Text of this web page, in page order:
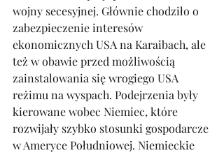
wojny secesyjnej. Głównie chodziło o
zabezpieczenie interesów
ekonomicznych USA na Karaibach, ale
też w obawie przed możliwością
zainstalowania się wrogiego USA
reżimu na wyspach. Podejrzenia były
kierowane wobec Niemiec, które
rozwijały szybko stosunki gospodarcze
w Ameryce Południowej. Niemieckie